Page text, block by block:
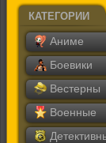
КАТЕГОРИИ
Аниме
Боевики
Вестерны
Военные